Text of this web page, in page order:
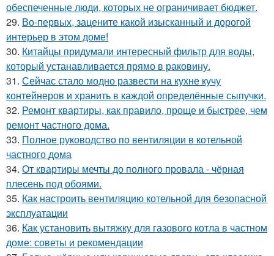
обеспеченные люди, которых не ограничивает бюджет.
29. Во-первых, зацените какой изысканный и дорогой
интерьер в этом доме!
30. Китайцы придумали интересный фильтр для воды,
который устанавливается прямо в раковину.
31. Сейчас стало модно развести на кухне кучу
контейнеров и хранить в каждой определённые сыпучки.
32. Ремонт квартиры, как правило, проще и быстрее, чем
ремонт частного дома.
33. Полное руководство по вентиляции в котельной
частного дома
34. От квартиры мечты до полного провала - чёрная
плесень под обоями.
35. Как настроить вентиляцию котельной для безопасной
эксплуатации
36. Как установить вытяжку для газового котла в частном
доме: советы и рекомендации